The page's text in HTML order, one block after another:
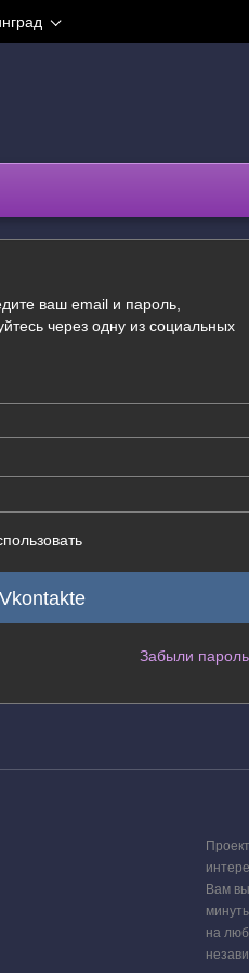
ваш email и пароль,
через одну из социальных
Забыли
Вам
на